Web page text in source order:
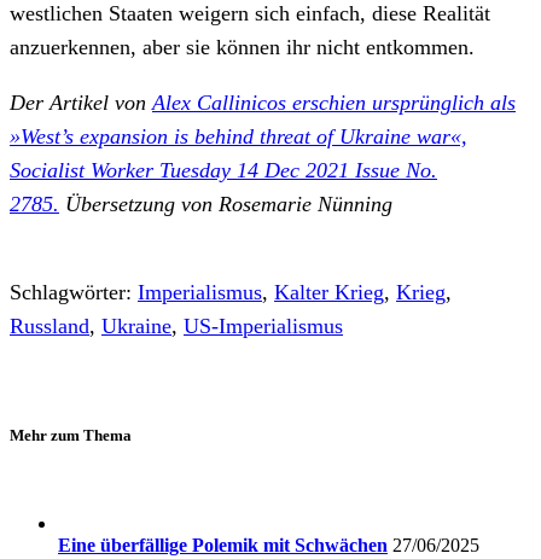
westlichen Staaten weigern sich einfach, diese Realität
anzuerkennen, aber sie können ihr nicht entkommen.
Der Artikel von Alex Callinicos erschien ursprünglich als
»West’s expansion is behind threat of Ukraine war«,
Socialist Worker Tuesday 14 Dec 2021 Issue No.
2785. Übersetzung von Rosemarie Nünning
Schlagwörter: Imperialismus, Kalter Krieg, Krieg,
Russland, Ukraine, US-Imperialismus
Mehr zum Thema
Eine überfällige Polemik mit Schwächen 27/06/2025